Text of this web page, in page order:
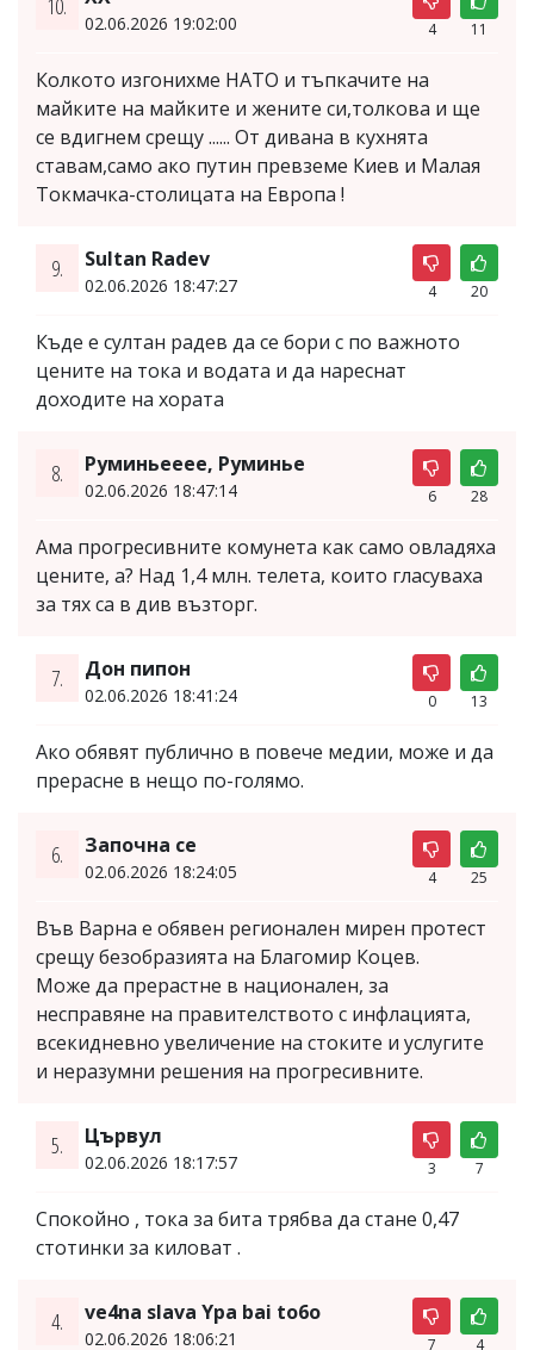
02.06.2026 19:02:00 4 11
Колкото изгонихме НАТО и тъпкачите на
майките на майките и жените си,толкова и ще
се вдигнем срещу ...... От дивана в кухнята
ставам,само ако путин превземе Киев и Малая
Токмачка-столицата на Европа !
9. Sultan Radev
02.06.2026 18:47:27 4 20
Къде е султан радев да се бори с по важното
цените на тока и водата и да нареснат
доходите на хората
8. Руминьееее, Руминье
02.06.2026 18:47:14 6 28
Ама прогресивните комунета как само овладяха
цените, а? Над 1,4 млн. телета, които гласуваха
за тях са в див възторг.
7. Дон пипон
02.06.2026 18:41:24 0 13
Ако обявят публично в повече медии, може и да
прерасне в нещо по-голямо.
6. Започна се
02.06.2026 18:24:05 4 25
Във Варна е обявен регионален мирен протест
срещу безобразията на Благомир Коцев.
Може да прерастне в национален, за
несправяне на правителството с инфлацията,
всекидневно увеличение на стоките и услугите
и неразумни решения на прогресивните.
5. Цървул
02.06.2026 18:17:57 3 7
Спокойно , тока за бита трябва да стане 0,47
стотинки за киловат .
4. ve4na slava Ypa bai to6o
02.06.2026 18:06:21 7 4